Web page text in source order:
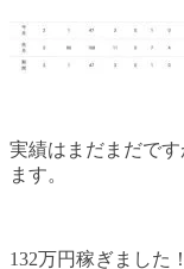
実績はまだまだで
ます。
132万円稼ぎました！